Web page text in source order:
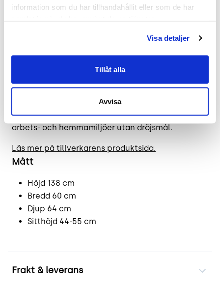
information som du har tillhandahållit eller som de har
Visa detaljer
Tillåt alla
Avvisa
Fritz Hansen Oxford kan både ekonomiska och
kontorsstolen / konferensstolen är tillgänglig för
snabb leverans, tack vare korta ledtider, vilket gör
det enkelt att införa denna ikoniska design i både
arbets- och hemmamiljöer utan dröjsmål.
Läs mer på tillverkarens produktsida.
Mått
Höjd 138 cm
Bredd 60 cm
Djup 64 cm
Sitthöjd 44-55 cm
Frakt & leverans